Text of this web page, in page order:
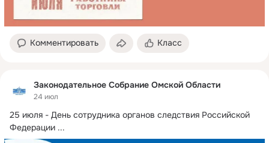
Комментировать Класс
Законодательное Собрание Омской Области
24 июл
25 июля - День сотрудника органов следствия Российской
Федерации ...